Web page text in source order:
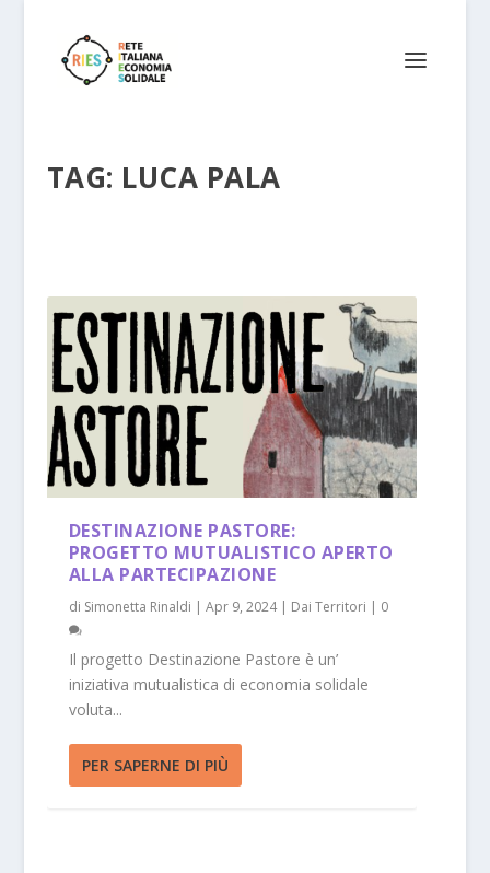
TAG: LUCA PALA
DESTINAZIONE PASTORE:
PROGETTO MUTUALISTICO APERTO
ALLA PARTECIPAZIONE
di Simonetta Rinaldi | Apr 9, 2024| Dai Territori | 0
Il progetto Destinazione Pastore è un’
iniziativa mutualistica di economia solidale
voluta...
PER SAPERNE DI PIÙ